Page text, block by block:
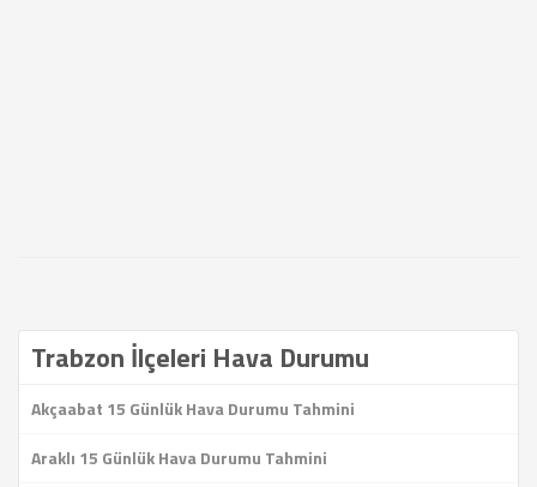
Trabzon İlçeleri Hava Durumu
Akçaabat 15 Günlük Hava Durumu Tahmini
Araklı 15 Günlük Hava Durumu Tahmini